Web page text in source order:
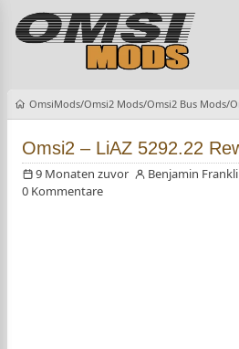
OmsiMods Omsi2 Mods Omsi2 Bus Mods
Omsi2 – LiAZ 5292.22
9 Monaten zuvor Benjamin
0 Kommentare